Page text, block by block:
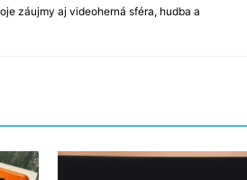
záujmy aj videoherná sféra, hudba a